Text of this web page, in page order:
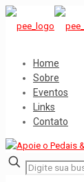
Home
Sobre
Eventos
Links
Contato